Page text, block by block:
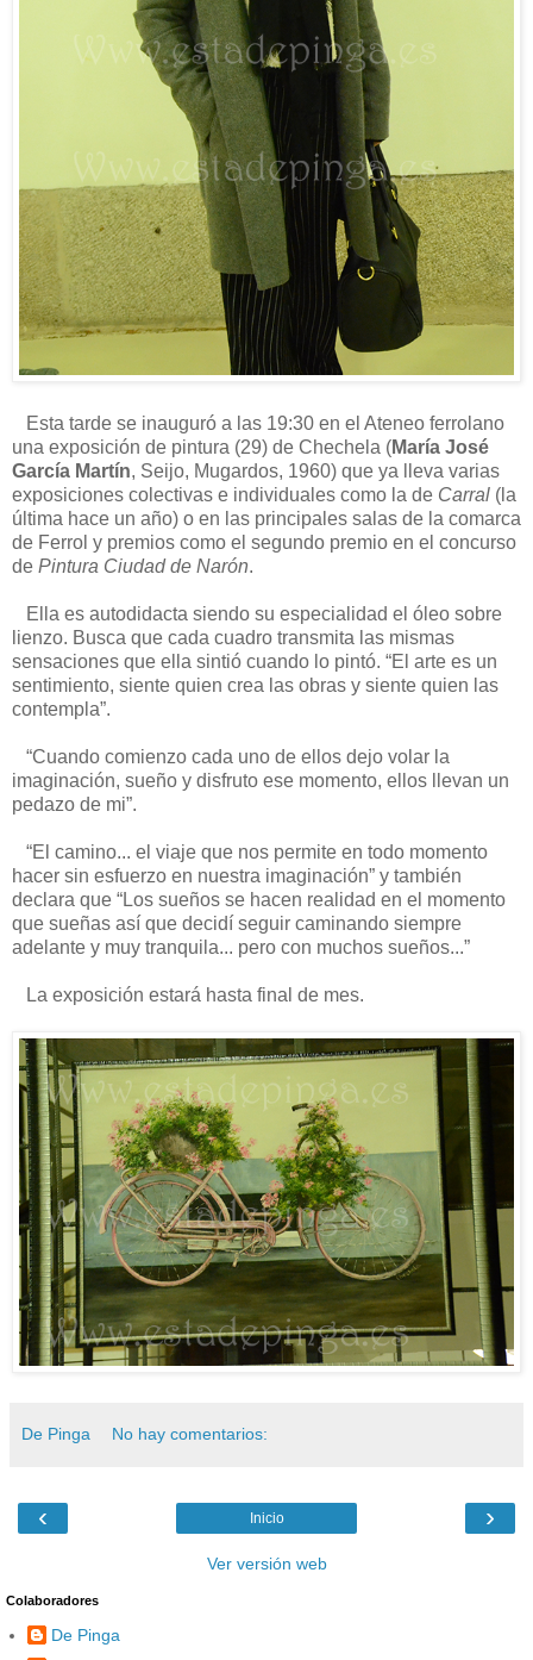
Esta tarde se inauguró a las 19:30 en el Ateneo ferrolano
una exposición de pintura (29) de Chechela (María José
García Martín, Seijo, Mugardos, 1960) que ya lleva varias
exposiciones colectivas e individuales como la de Carral (la
última hace un año) o en las principales salas de la comarca
de Ferrol y premios como el segundo premio en el concurso
de Pintura Ciudad de Narón.
Ella es autodidacta siendo su especialidad el óleo sobre
lienzo. Busca que cada cuadro transmita las mismas
sensaciones que ella sintió cuando lo pintó. “El arte es un
sentimiento, siente quien crea las obras y siente quien las
contempla”.
“Cuando comienzo cada uno de ellos dejo volar la
imaginación, sueño y disfruto ese momento, ellos llevan un
pedazo de mi”.
“El camino... el viaje que nos permite en todo momento
hacer sin esfuerzo en nuestra imaginación” y también
declara que “Los sueños se hacen realidad en el momento
que sueñas así que decidí seguir caminando siempre
adelante y muy tranquila... pero con muchos sueños...”
La exposición estará hasta final de mes.
De Pinga No hay comentarios:
‹ ›
Inicio
Ver versión web
Colaboradores
De Pinga